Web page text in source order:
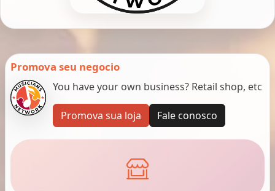
Promova seu negocio
You have your own business? Retail shop, etc
Promova sua loja Fale conosco